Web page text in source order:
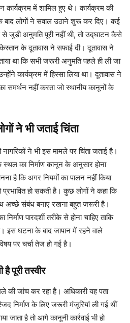
कार्यक्रम में शामिल हुए थे। कार्यक्रम की
लोगों ने सवाल उठाने शुरू कर दिए। कई
से जुड़ी अनुमति पूरी नहीं थी, तो उद्घाटन कैसे
के दूतावास ने सफाई दी। दूतावास ने
था कि सभी जरूरी अनुमति पहले ही ली जा
कार्यक्रम में हिस्सा लिया था। दूतावास ने
समर्थन नहीं करता जो स्थानीय कानूनों के
ने भी जताई चिंता
ने भी इस मामले पर चिंता जताई है।
स्थल का निर्माण कानून के अनुसार होना
है कि अगर नियमों का पालन नहीं किया
हो सकती है। कुछ लोगों ने कहा कि
अच्छे संबंध बनाए रखना बहुत जरूरी है।
पारदर्शी तरीके से होना चाहिए ताकि
इस घटना के बाद जापान में रहने वाले
पर चर्चा तेज हो गई है।
पूरी तस्वीर
की जांच कर रहा है। अधिकारी यह पता
निर्माण के लिए जरूरी मंजूरियां ली गई थीं
जाता है तो आगे कानूनी कार्रवाई भी हो